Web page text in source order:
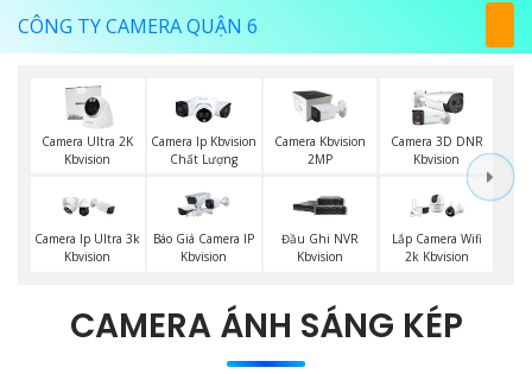
CÔNG TY CAMERA QUẬN 6
Camera Ultra 2K
Kbvision
Camera Ip Kbvision
Chất Lượng
Camera Kbvision
2MP
Camera 3D DNR
Kbvision
Camera Ip Ultra 3k
Kbvision
Báo Giá Camera IP
Kbvision
Đầu Ghi NVR
Kbvision
Lắp Camera Wifi
2k Kbvision
CAMERA ÁNH SÁNG KÉP